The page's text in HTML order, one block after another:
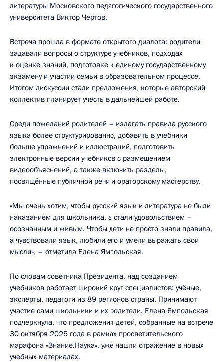
литературы Московского педагогического государственного
университета Виктор Чертов.
Встреча прошла в формате открытого диалога: родители
задавали вопросы о структуре учебников, подходах
к оценке знаний, подготовке к единому государственному
экзамену и участии семьи в образовательном процессе.
Итогом дискуссии стали предложения, которые авторский
коллектив планирует учесть в дальнейшей работе.
Среди пожеланий родителей – излагать правила русского
языка более структурированно, добавить в учебники
больше упражнений и иллюстраций, подготовить
электронные версии учебников с размещением
видеообъяснений, а также включить разделы,
посвящённые публичной речи и ораторскому мастерству.
«Мы очень хотим, чтобы русский язык и литература не были
наказанием для школьника, а стали удовольствием –
осознанным и живым. Чтобы дети не просто знали правила,
а чувствовали язык, любили его и умели выражать свои
мысли», – отметила Елена Ямпольская.
По словам советника Президента, над созданием
учебников работает широкий круг специалистов: учёные,
эксперты, педагоги из 89 регионов страны. Принимают
участие сами школьники и их родители. Елена Ямпольская
подчеркнула, что предложения детей, собранные на встрече
30 октября 2025 года в рамках просветительского
марафона «Знание.Наука», уже нашли отражение в новых
учебных материалах.